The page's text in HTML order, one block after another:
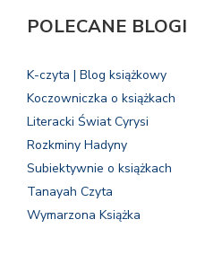
POLECANE BLOGI
K-czyta | Blog książkowy
Koczowniczka o książkach
Literacki Świat Cyrysi
Rozkminy Hadyny
Subiektywnie o książkach
Tanayah Czyta
Wymarzona Książka